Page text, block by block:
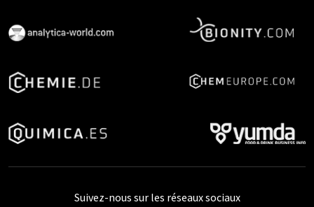
Suivez-nous sur les réseaux sociaux